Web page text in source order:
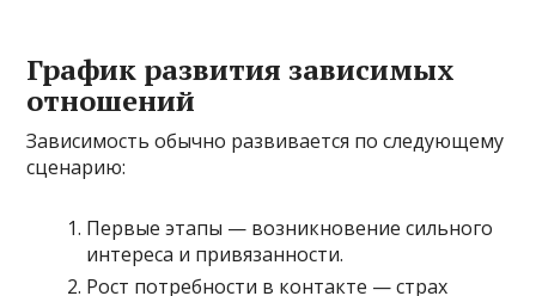
График развития зависимых
отношений
Зависимость обычно развивается по следующему
сценарию:
Первые этапы — возникновение сильного
интереса и привязанности.
Рост потребности в контакте — страх